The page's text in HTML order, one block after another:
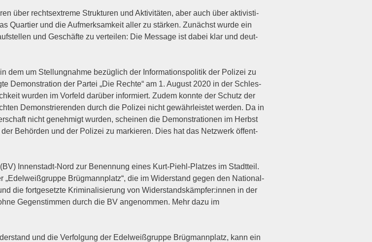
über rechts­extre­me Struk­tu­ren und Akti­vi­tä­ten, aber auch über akti­vis­ti­
Quar­tier und die Auf­merk­sam­keit aller zu stär­ken. Zunächst wur­de ein
und Geschäf­te zu ver­tei­len: Die Mes­sa­ge ist dabei klar und deut­
dem um Stel­lung­nah­me bezüg­lich der Infor­ma­ti­ons­po­li­tik der Poli­zei zu
Demons­tra­ti­on der Par­tei „Die Rech­te“ am 1. August 2020 in der Schles­
wur­den im Vor­feld dar­über infor­miert. Zudem konn­te der Schutz der
Demons­trie­ren­den durch die Poli­zei nicht gewähr­leis­tet wer­den. Da in
nicht geneh­migt wur­den, schei­nen die Demons­tra­tio­nen im Herbst
Behör­den und der Poli­zei zu mar­kie­ren. Dies hat das Netz­werk öffent­
BV) Innen­stadt-Nord zur Benen­nung eines Kurt-Piehl-Plat­zes im Stadt­teil.
Brüg­mann­platz“, die im Wider­stand gegen den Natio­nal­
die fort­ge­setz­te Kri­mi­na­li­sie­rung von Widerstandskämpfer:innen in der
Gegen­stim­men durch die BV ange­nom­men. Mehr dazu im
und die Ver­fol­gung der Edel­weiß­grup­pe Brüg­mann­platz, kann ein